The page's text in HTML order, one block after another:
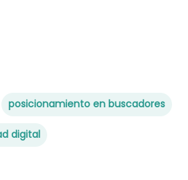
posicionamiento en buscadores
digital